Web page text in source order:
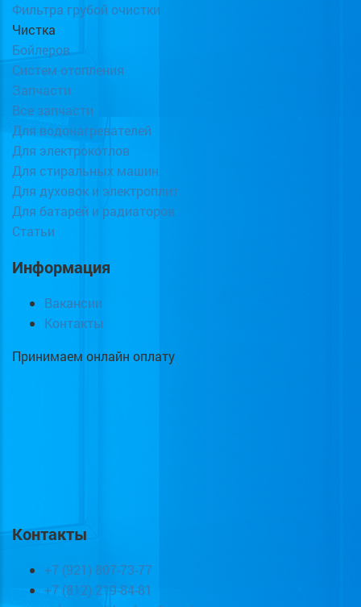
Фильтра грубой очистки
Чистка
Бойлеров
Систем отопления
Запчасти
Все запчасти
Для водонагревателей
Для электрокотлов
Для стиральных машин
Для духовок и электроплит
Для батарей и радиаторов
Статьи
Информация
Вакансии
Контакты
Принимаем онлайн оплату
Контакты
+7 (921) 807-73-77
+7 (812) 219-84-81